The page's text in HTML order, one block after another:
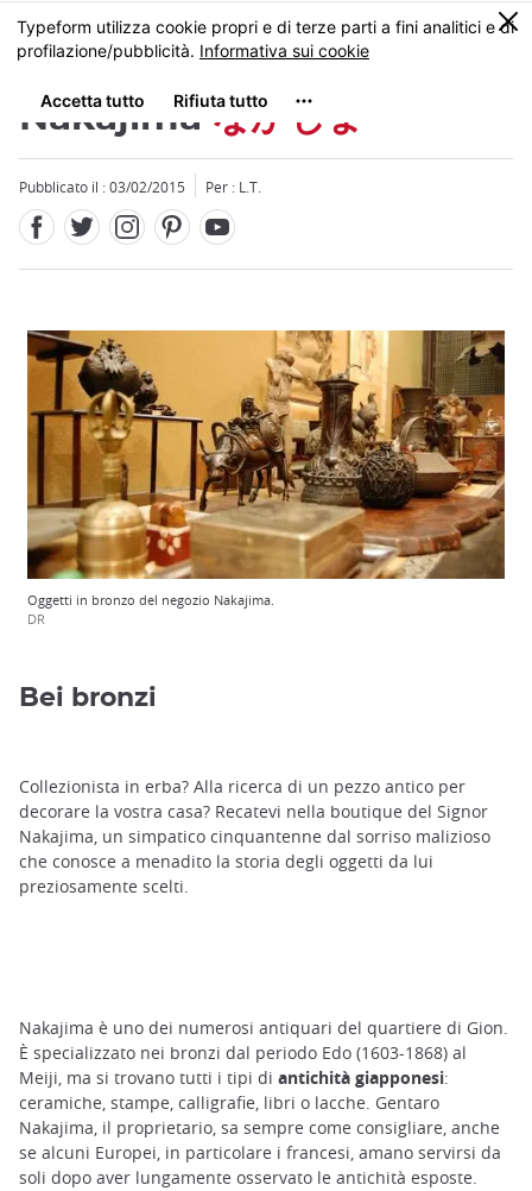
Skip
to
content
MENU
0
Nakajimaなかじま
Pubblicato il : 03/02/2015 Per : L.T.
Oggetti in bronzo del negozio Nakajima.
DR
Bei bronzi
Collezionista in erba? Alla ricerca di un pezzo antico per
decorare la vostra casa? Recatevi nella boutique del Signor
Nakajima, un simpatico cinquantenne dal sorriso malizioso
che conosce a menadito la storia degli oggetti da lui
preziosamente scelti.
Nakajima è uno dei numerosi antiquari del quartiere di Gion.
È specializzato nei bronzi dal periodo Edo (1603-1868) al
Meiji, ma si trovano tutti i tipi di antichità giapponesi:
ceramiche, stampe, calligrafie, libri o lacche. Gentaro
Nakajima, il proprietario, sa sempre come consigliare, anche
se alcuni Europei, in particolare i francesi, amano servirsi da
soli dopo aver lungamente osservato le antichità esposte.